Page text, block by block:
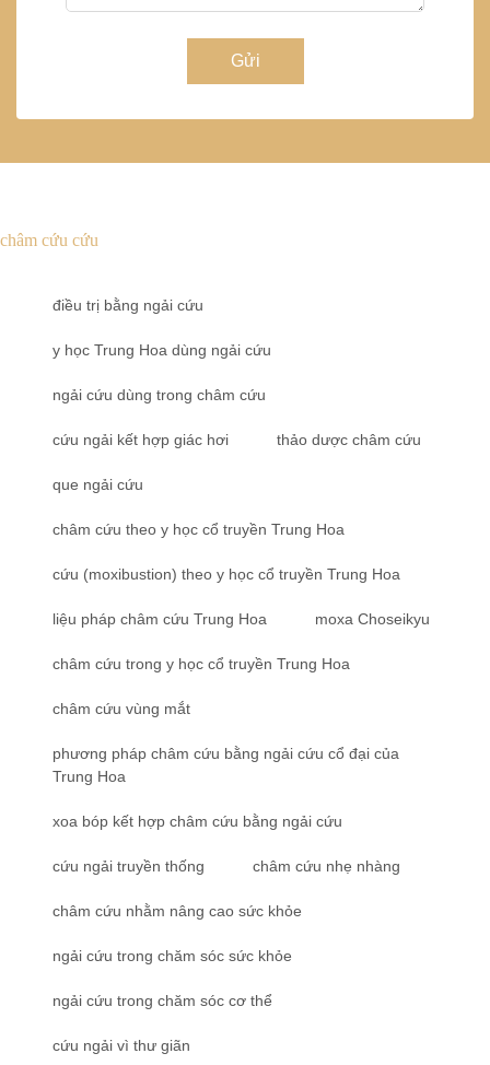
Gửi
châm cứu cứu
điều trị bằng ngải cứu
y học Trung Hoa dùng ngải cứu
ngải cứu dùng trong châm cứu
cứu ngải kết hợp giác hơi thảo dược châm cứu
que ngải cứu
châm cứu theo y học cổ truyền Trung Hoa
cứu (moxibustion) theo y học cổ truyền Trung Hoa
liệu pháp châm cứu Trung Hoa moxa Choseikyu
châm cứu trong y học cổ truyền Trung Hoa
châm cứu vùng mắt
phương pháp châm cứu bằng ngải cứu cổ đại của
Trung Hoa
xoa bóp kết hợp châm cứu bằng ngải cứu
cứu ngải truyền thống châm cứu nhẹ nhàng
châm cứu nhằm nâng cao sức khỏe
ngải cứu trong chăm sóc sức khỏe
ngải cứu trong chăm sóc cơ thể
cứu ngải vì thư giãn